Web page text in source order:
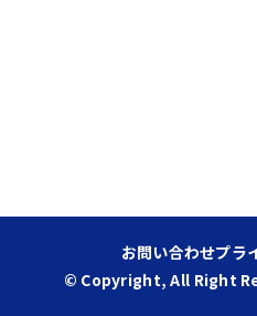
© Copyright, All Right
お問い合わせプラ